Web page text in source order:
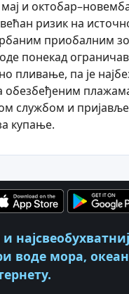
и
ризик на
приобалним
понекад
пливање, па је
обезбеђеним
службом и
купање.
и
воде мора,